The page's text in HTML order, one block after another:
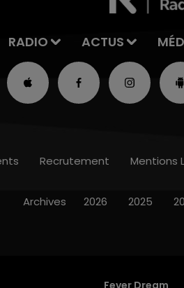
RADIO ACTUS
Fever Dream
Recrutement Mentions
Archives 2026 2025